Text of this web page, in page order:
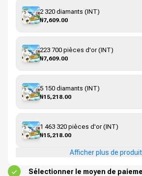
2 320 diamants (INT)
₦7,609.00
223 700 pièces d'or (INT)
₦7,609.00
5 150 diamants (INT)
₦15,218.00
1 463 320 pièces d'or (INT)
₦15,218.00
Afficher plus de
Sélectionner le moyen de